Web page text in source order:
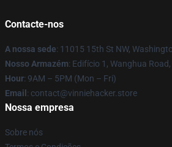
Contacte-nos
A nossa sede: 11015 15th St NW,
Nosso Armazém: Edifício 1, Wanghua
Hour: 9AM – 5PM (Mon – Fri)
Email : contact@vinniehacker.store
Nossa empresa
Sobre nós